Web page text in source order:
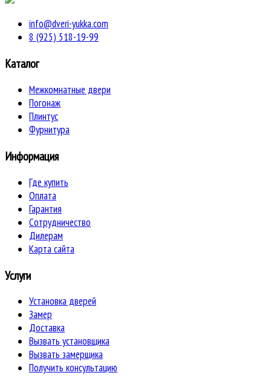
info@dveri-yukka.com
8 (925) 518-19-99
Каталог
Межкомнатные двери
Погонаж
Плинтус
Фурнитура
Информация
Где купить
Оплата
Гарантия
Сотрудничество
Дилерам
Карта сайта
Услуги
Установка дверей
Замер
Доставка
Вызвать установщика
Вызвать замерщика
Получить консультацию